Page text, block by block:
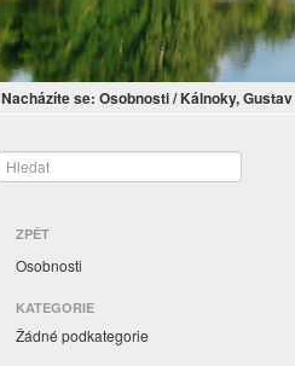
Nacházíte se: Osobnosti/ Kálnoky, Gustav
ZPĚT
Osobnosti
KATEGORIE
Žádné podkategorie